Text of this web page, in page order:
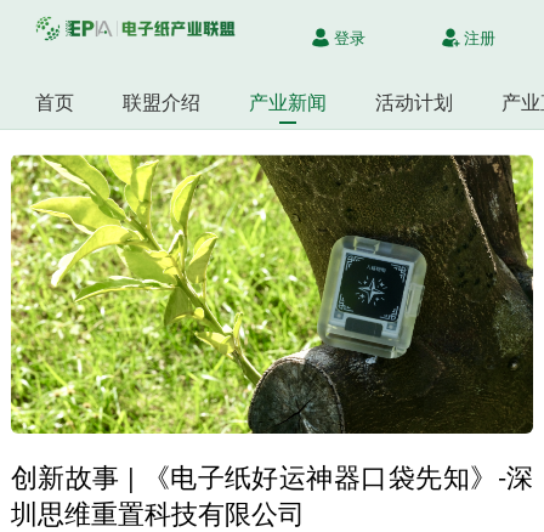
登录 注册
首页 联盟介绍 产业新闻 活动计划 产
创新故事 | 《电子纸好运神器口袋先知》-深
圳思维重置科技有限公司